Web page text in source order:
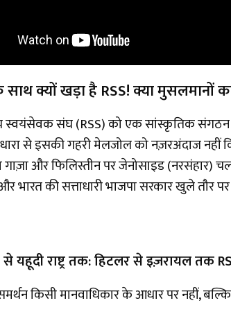
क्यों खड़ा है RSS! क्या मुसलमानों
स्वयंसेवक संघ (RSS) को एक सांस्कृतिक
से इसकी गहरी मेलजोल को नज़रअंदाज
गाज़ा और फिलिस्तीन पर जेनोसाइड (नरसंहार)
भारत की सत्ताधारी भाजपा सरकार खुले तौर
से यहूदी राष्ट्र तक: हिटलर से इज़रायल तक
किसी मानवाधिकार के आधार पर नहीं,